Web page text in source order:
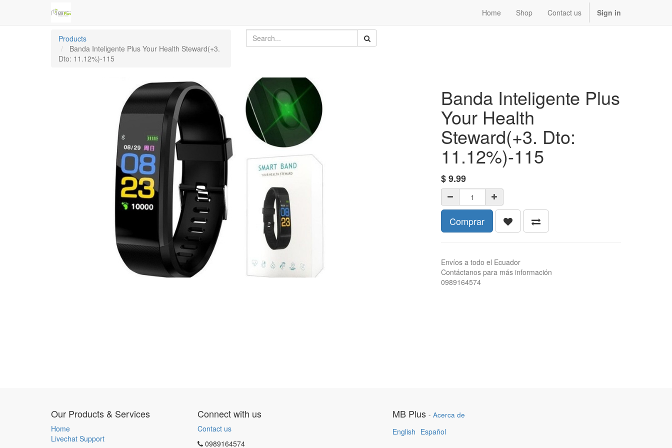
Home Shop Contact us Sign in
Products
Banda Inteligente Plus Your Health Steward(+3.
Dto: 11.12%)-115
Banda Inteligente Plus
Your Health
Steward(+3. Dto:
11.12%)-115
$9.99
Comprar
Envíos a todo el Ecuador
Contáctanos para más información
0989164574
Our Products & Services
Home
Livechat Support
Connect with us
Contact us
0989164574
MB Plus - Acerca de
English Español